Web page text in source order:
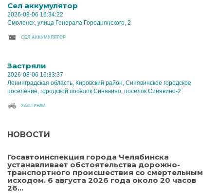
Cел аккумулятор
2026-08-06 16:34:22
Смоленск, улица Генерала Городнянского, 2
CЕЛ АККУМУЛЯТОР
Застряли
2026-08-06 16:33:37
Ленинградская область, Кировский район, Синявинское городское
поселение, городской посёлок Синявино, посёлок Синявино-2
ЗАСТРЯЛИ
НОВОСТИ
Госавтоинспекция города Челябинска
устанавливает обстоятельства дорожно-
транспортного происшествия со смертельным
исходом. 6 августа 2026 года около 20 часов
26...